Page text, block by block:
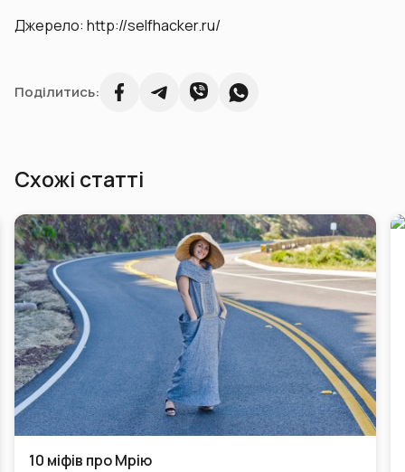
Джерело: http://selfhacker.ru/
Поділитись:
Схожі статті
10 міфів про Мрію